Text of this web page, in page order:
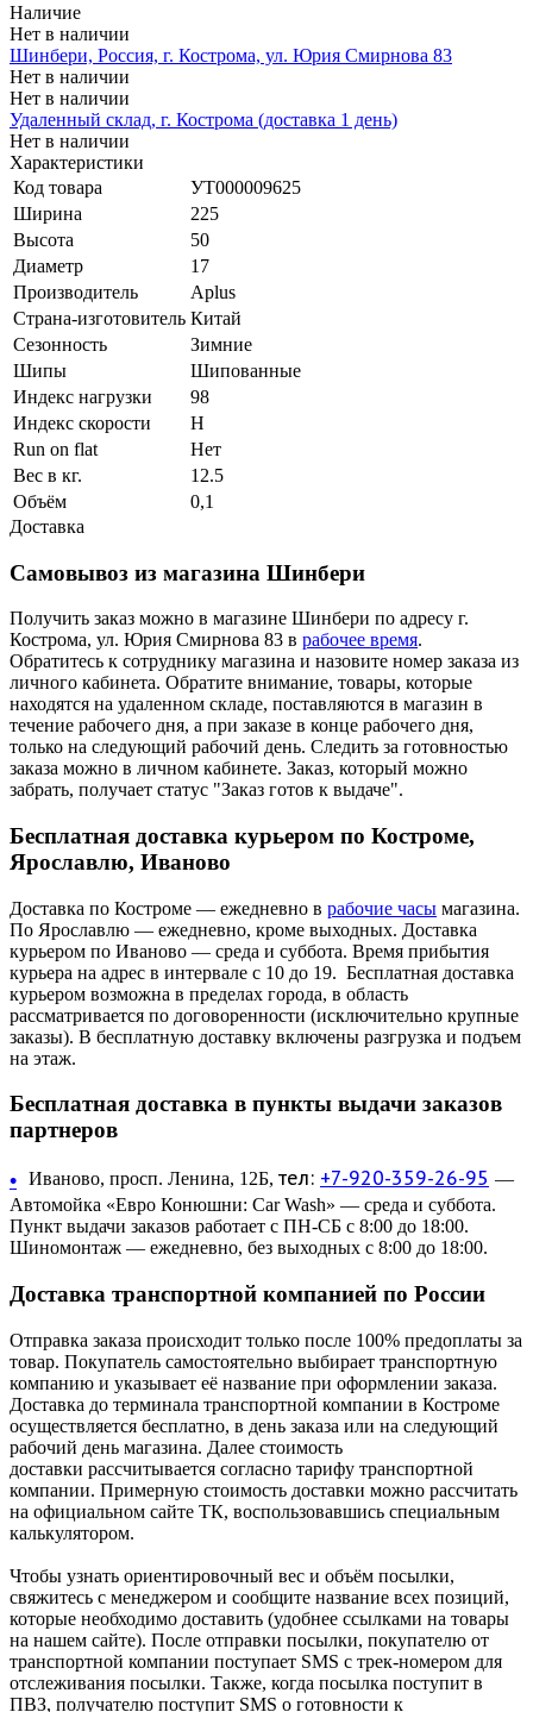
Наличие
Нет в наличии
Шинбери, Россия, г. Кострома, ул. Юрия Смирнова 83
Нет в наличии
Нет в наличии
Удаленный склад, г. Кострома (доставка 1 день)
Нет в наличии
Характеристики
Код товара
УТ000009625
Ширина
225
Высота
50
Диаметр
17
Производитель
Aplus
Страна-изготовитель Китай
Сезонность
Зимние
Шипы
Шипованные
Индекс нагрузки
98
Индекс скорости
H
Run on flat
Нет
Вес в кг.
12.5
Объём
0,1
Доставка
Самовывоз из магазина Шинбери
Получить заказ можно в магазине Шинбери по адресу г.
Кострома, ул. Юрия Смирнова 83 в рабочее время.
Обратитесь к сотруднику магазина и назовите номер заказа из
личного кабинета. Обратите внимание, товары, которые
находятся на удаленном складе, поставляются в магазин в
течение рабочего дня, а при заказе в конце рабочего дня,
только на следующий рабочий день. Следить за готовностью
заказа можно в личном кабинете. Заказ, который можно
забрать, получает статус "Заказ готов к выдаче".
Бесплатная доставка курьером по Костроме,
Ярославлю, Иваново
Доставка по Костроме — ежедневно в рабочие часы магазина.
По Ярославлю — ежедневно, кроме выходных. Доставка
курьером по Иваново — среда и суббота. Время прибытия
курьера на адрес в интервале с 10 до 19. Бесплатная доставка
курьером возможна в пределах города, в область
рассматривается по договоренности (исключительно крупные
заказы). В бесплатную доставку включены разгрузка и подъем
на этаж.
Бесплатная доставка в пункты выдачи заказов
партнеров
• Иваново, просп. Ленина, 12Б, тел: +7-920-359-26-95 —
Автомойка «Евро Конюшни: Car Wash» — среда и суббота.
Пункт выдачи заказов работает с ПН-СБ с 8:00 до 18:00.
Шиномонтаж — ежедневно, без выходных с 8:00 до 18:00.
Доставка транспортной компанией по России
Отправка заказа происходит только после 100% предоплаты за
товар. Покупатель самостоятельно выбирает транспортную
компанию и указывает её название при оформлении заказа.
Доставка до терминала транспортной компании в Костроме
осуществляется бесплатно, в день заказа или на следующий
рабочий день магазина. Далее стоимость
доставки рассчитывается согласно тарифу транспортной
компании. Примерную стоимость доставки можно рассчитать
на официальном сайте ТК, воспользовавшись специальным
калькулятором.
Чтобы узнать ориентировочный вес и объём посылки,
свяжитесь с менеджером и сообщите название всех позиций,
которые необходимо доставить (удобнее ссылками на товары
на нашем сайте). После отправки посылки, покупателю от
транспортной компании поступает SMS с трек-номером для
отслеживания посылки. Также, когда посылка поступит в
ПВЗ, получателю поступит SMS о готовности к